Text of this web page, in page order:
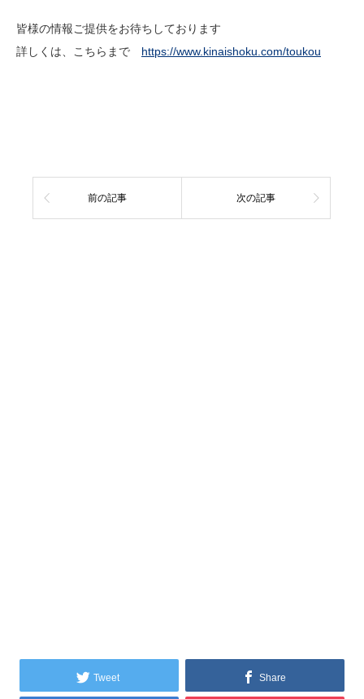
皆様の情報ご提供をお待ちしております
詳しくは、こちらまで https://www.kinaishoku.com/toukou
前の記事 次の記事
Tweet Share